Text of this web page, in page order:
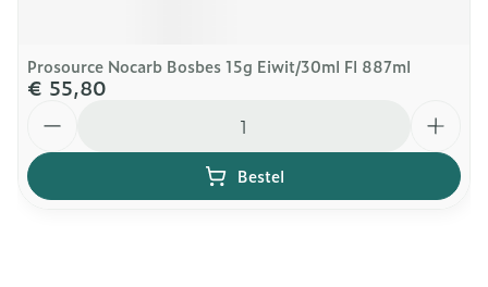
Prosource Nocarb Bosbes 15g Eiwit/30ml Fl 887ml
€ 55,80
Bestel